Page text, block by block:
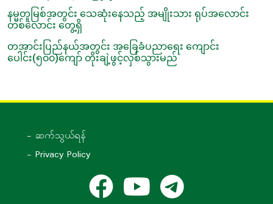
နမ္မတူမြစ်အတွင်း သေဆုံးနေသည့် အမျိုးသား ရုပ်အလောင်း
တစ်လောင်း တွေ့ရှိ
တအာင်းပြည်နယ်အတွင်း အခြေခံပညာရေး ကျောင်း
ပေါင်း(၅၀၀)ကျော် တိုးချဲ့ဖွင့်လှစ်သွားမည်
- ဆက်သွယ်ရန်
- Privacy Policy